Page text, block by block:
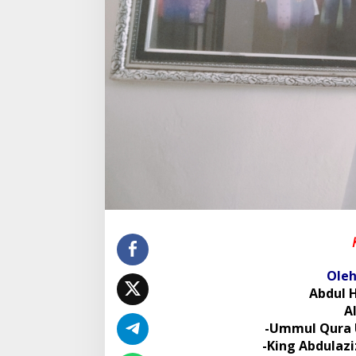
M
A
R
A
Abdul
-Ummul
-King